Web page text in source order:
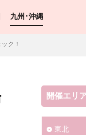
九州･沖縄
ク！
開催エリ
東北